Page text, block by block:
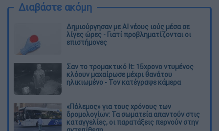
Διαβάστε ακόμη
Δημιούργησαν με AI νέους ιούς μέσα σε
λίγες ώρες - Γιατί προβληματίζονται οι
επιστήμονες
Σαν το τρομακτικό It: 15χρονο ντυμένος
κλόουν μαχαίρωσε μέχρι θανάτου
ηλικιωμένο - Τον κατέγραψε κάμερα
«Πόλεμος» για τους χρόνους των
δρομολογίων: Τα σωματεία απαντούν στις
καταγγελίες, οι παρατάξεις περνούν στην